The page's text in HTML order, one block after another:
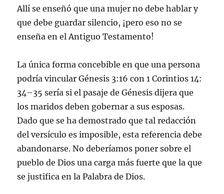
Allí se enseñó que una mujer no debe hablar y
que debe guardar silencio, ¡pero eso no se
enseña en el Antiguo Testamento!
La única forma concebible en que una persona
podría vincular Génesis 3:16 con 1 Corintios 14:
34–35 sería si el pasaje de Génesis dijera que
los maridos deben gobernar a sus esposas.
Dado que se ha demostrado que tal redacción
del versículo es imposible, esta referencia debe
abandonarse. No deberíamos poner sobre el
pueblo de Dios una carga más fuerte que la que
se justifica en la Palabra de Dios.